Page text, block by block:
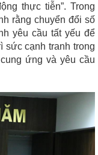
thực tiễn”. Trong
rằng chuyển đổi số
yêu cầu tất yếu để
sức cạnh tranh trong
ứng và yêu cầu